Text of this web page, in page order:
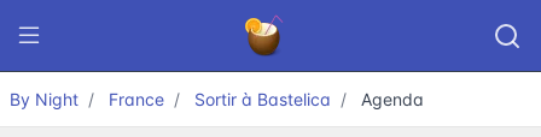
By Night France Sortir à Bastelica Agenda